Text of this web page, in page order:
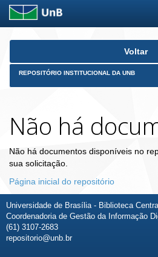
Skip
Voltar
REPOSITÓRIO INSTITUCIONAL DA UNB
Não há
Não há documentos disponíveis no
sua solicitação.
Página inicial do repositório
Universidade de Brasília - Biblioteca
Coordenadoria de Gestão da Informação
(61) 3107-2683
repositorio@unb.br